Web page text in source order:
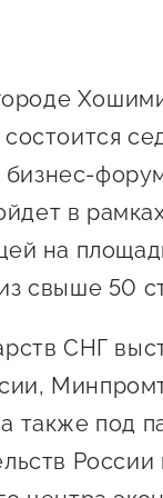
для
центра
успеха
сферы
центра
для
услуг в
финансовой
успеха
и
в
на
свыше 50
СНГ
также под
России